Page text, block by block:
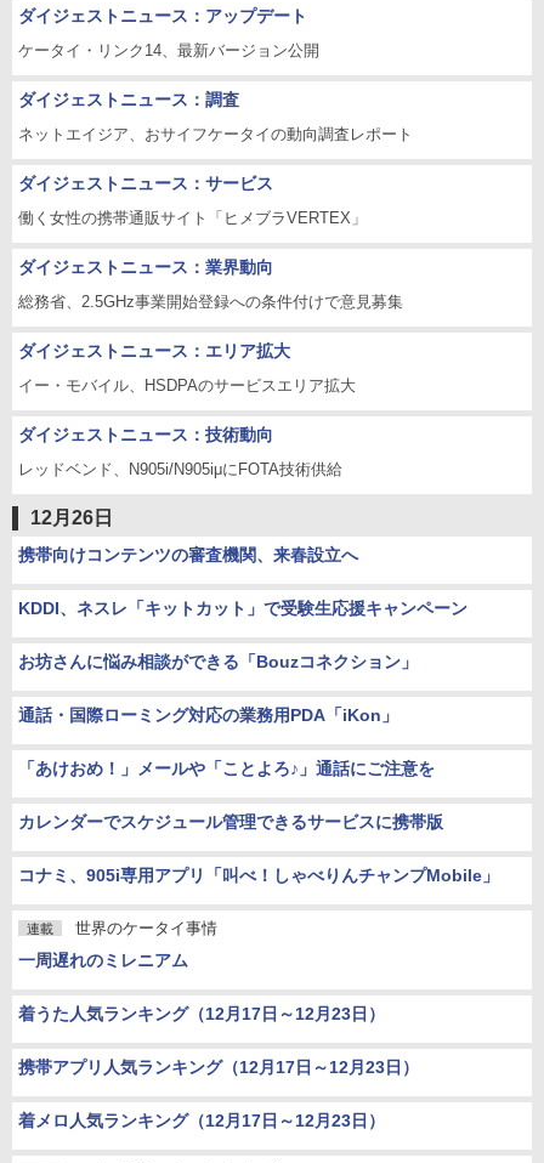
ダイジェストニュース：アップデート
ケータイ・リンク14、最新バージョン公開
ダイジェストニュース：調査
ネットエイジア、おサイフケータイの動向調査レポート
ダイジェストニュース：サービス
働く女性の携帯通販サイト「ヒメブラVERTEX」
ダイジェストニュース：業界動向
総務省、2.5GHz事業開始登録への条件付けで意見募集
ダイジェストニュース：エリア拡大
イー・モバイル、HSDPAのサービスエリア拡大
ダイジェストニュース：技術動向
レッドベンド、N905i/N905iμにFOTA技術供給
12月26日
携帯向けコンテンツの審査機関、来春設立へ
KDDI、ネスレ「キットカット」で受験生応援キャンペーン
お坊さんに悩み相談ができる「Bouzコネクション」
通話・国際ローミング対応の業務用PDA「iKon」
「あけおめ！」メールや「ことよろ♪」通話にご注意を
カレンダーでスケジュール管理できるサービスに携帯版
コナミ、905i専用アプリ「叫べ！しゃべりんチャンプMobile」
連載 世界のケータイ事情
一周遅れのミレニアム
着うた人気ランキング（12月17日～12月23日）
携帯アプリ人気ランキング（12月17日～12月23日）
着メロ人気ランキング（12月17日～12月23日）